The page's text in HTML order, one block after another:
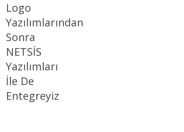
Logo
Yazılımlarından
Sonra
NETSİS
Yazılımları
İle De
Entegreyiz